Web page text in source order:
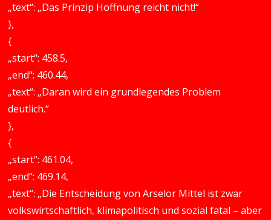
„text“: „Das Prinzip Hoffnung reicht nicht!“
},
{
„start“: 458.5,
„end“: 460.44,
„text“: „Daran wird ein grundlegendes Problem
deutlich.“
},
{
„start“: 461.04,
„end“: 469.14,
„text“: „Die Entscheidung von Arselor Mittel ist zwar
volkswirtschaftlich, klimapolitisch und sozial fatal – aber